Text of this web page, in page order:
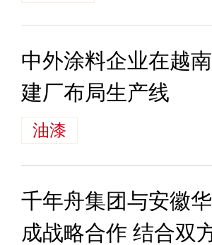
中外涂料企业在越
建厂布局生产线
油漆
千年舟集团与安徽
成战略合作 结合双